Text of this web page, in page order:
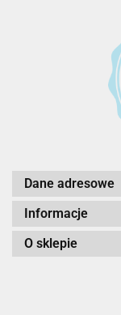
Dane adresowe
Informacje
O sklepie